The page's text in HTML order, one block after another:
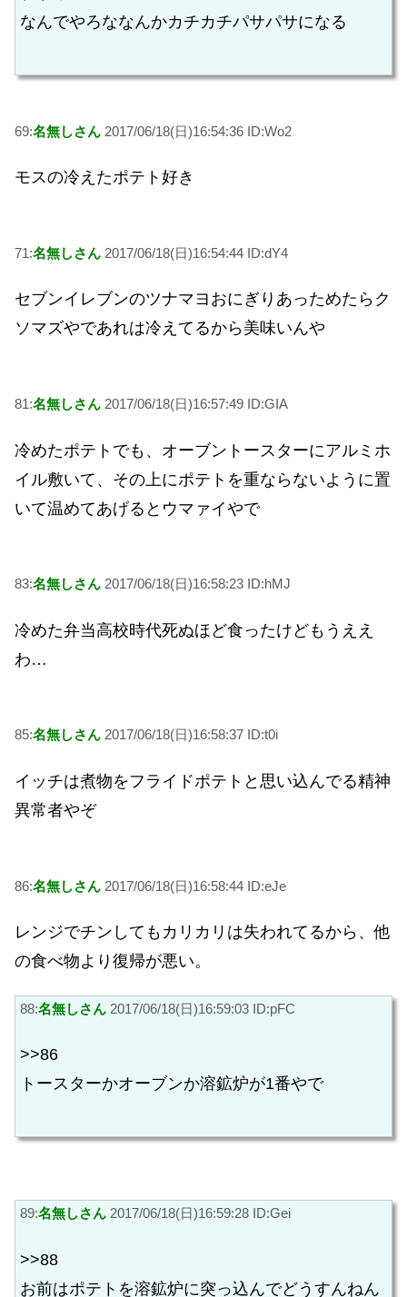
なんでやろななんかカチカチパサパサになる
69:名無しさん 2017/06/18(日)16:54:36 ID:Wo2
モスの冷えたポテト好き
71:名無しさん 2017/06/18(日)16:54:44 ID:dY4
セブンイレブンのツナマヨおにぎりあっためたらク
ソマズやであれは冷えてるから美味いんや
81:名無しさん 2017/06/18(日)16:57:49 ID:GIA
冷めたポテトでも、オーブントースターにアルミホ
イル敷いて、その上にポテトを重ならないように置
いて温めてあげるとウマァイやで
83:名無しさん 2017/06/18(日)16:58:23 ID:hMJ
冷めた弁当高校時代死ぬほど食ったけどもうええ
わ…
85:名無しさん 2017/06/18(日)16:58:37 ID:t0i
イッチは煮物をフライドポテトと思い込んでる精神
異常者やぞ
86:名無しさん 2017/06/18(日)16:58:44 ID:eJe
レンジでチンしてもカリカリは失われてるから、他
の食べ物より復帰が悪い。
88:名無しさん 2017/06/18(日)16:59:03 ID:pFC
>>86
トースターかオーブンか溶鉱炉が1番やで
89:名無しさん 2017/06/18(日)16:59:28 ID:Gei
>>88
お前はポテトを溶鉱炉に突っ込んでどうすんねん